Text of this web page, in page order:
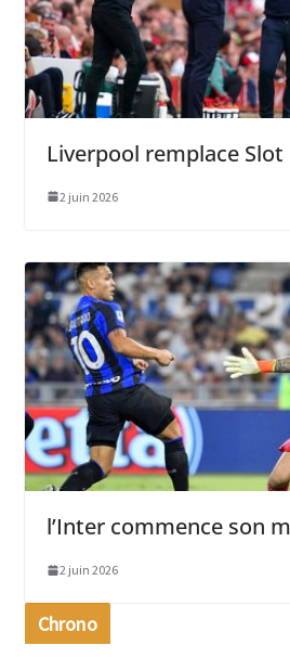
Liverpool remplace
2 juin 2026
l’Inter commence son
2 juin 2026
Chrono